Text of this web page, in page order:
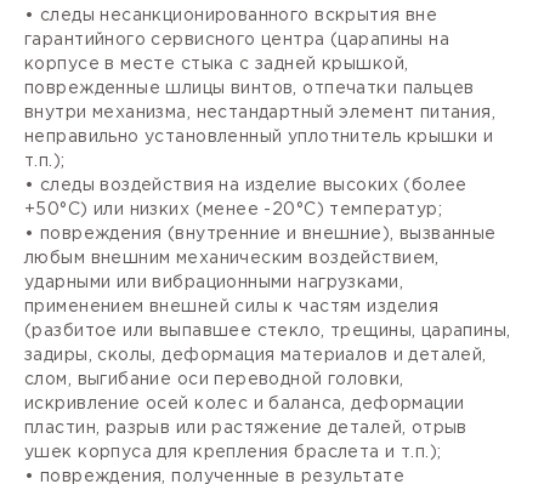
• следы несанкционированного вскрытия вне
гарантийного сервисного центра (царапины на
корпусе в месте стыка с задней крышкой,
поврежденные шлицы винтов, отпечатки пальцев
внутри механизма, нестандартный элемент питания,
неправильно установленный уплотнитель крышки и
т.п.);
• следы воздействия на изделие высоких (более
+50°С) или низких (менее -20°С) температур;
• повреждения (внутренние и внешние), вызванные
любым внешним механическим воздействием,
ударными или вибрационными нагрузками,
применением внешней силы к частям изделия
(разбитое или выпавшее стекло, трещины, царапины,
задиры, сколы, деформация материалов и деталей,
слом, выгибание оси переводной головки,
искривление осей колес и баланса, деформации
пластин, разрыв или растяжение деталей, отрыв
ушек корпуса для крепления браслета и т.п.);
• повреждения, полученные в результате